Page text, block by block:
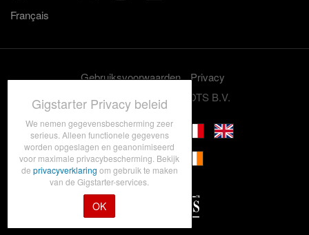
Français
Gebruiksvoorwaarden
Privacy
© 2012-2026 GRASSROOTS B.V.
Gigstarter Privacy beleid
We nemen gegevensbescherming zeer
serieus. Alleen functionele gegevens
worden opgeslagen en geanonimiseerd
voor maximale privacybescherming. Bekijk
de privacyverklaring om gebruik te maken
van de Gigstarter-services.
OK